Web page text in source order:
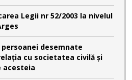
Legii nr 52/2003 la nivelul
desemnate
cu societatea civilă şi
acesteia